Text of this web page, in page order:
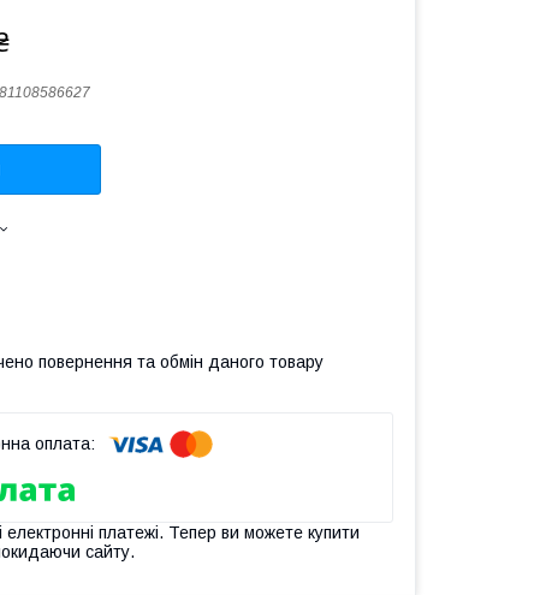
повернення та обмін даного товару
електронні платежі. Тепер ви можете купити
сайту.